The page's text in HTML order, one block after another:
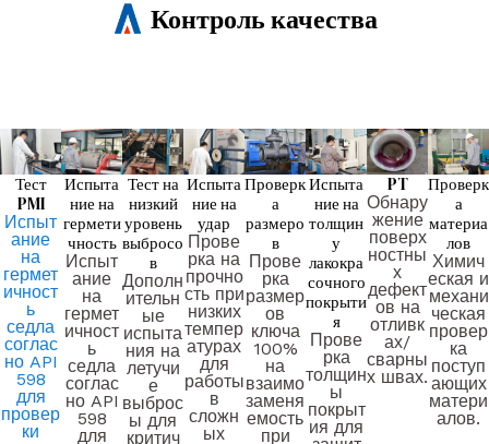
Контроль качества
Тест
PMI
Испыт
ание
на
гермет
ичност
ь
седла
соглас
но API
598
для
провер
ки
Испыта
ние на
гермети
чность
Испыт
ание
на
гермет
ичност
ь
седла
соглас
но API
598
для
Тест на
низкий
уровень
выбросо
в
Дополн
ительн
ые
испыта
ния на
летучи
е
выброс
ы для
критич
Испыта
ние на
удар
Прове
рка на
прочно
сть при
низких
темпер
атурах
для
работы
в
сложн
ых
Проверк
а
размеро
в
Прове
рка
размер
ов
ключа
100%
на
взаимо
заменя
емость
при
Испыта
ние на
толщин
у
лакокра
сочного
покрыти
я
Прове
рка
толщин
ы
покрыт
ия для
PT
Обнару
жение
поверх
ностны
х
дефект
ов на
отливк
ах/
сварны
х швах.
Проверк
а
материа
лов
Химич
еская и
механи
ческая
провер
ка
поступ
ающих
матери
алов.